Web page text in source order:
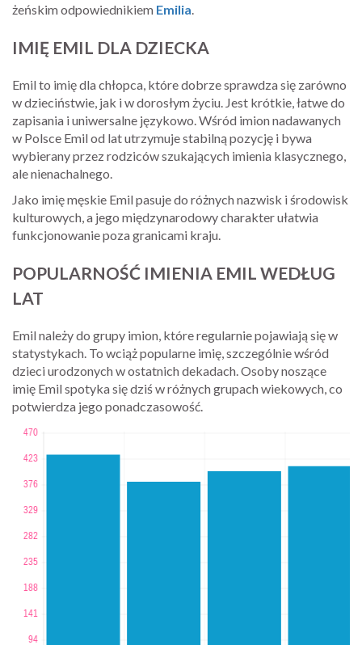
żeńskim odpowiednikiem Emilia.
IMIĘ EMIL DLA DZIECKA
Emil to imię dla chłopca, które dobrze sprawdza się zarówno
w dzieciństwie, jak i w dorosłym życiu. Jest krótkie, łatwe do
zapisania i uniwersalne językowo. Wśród imion nadawanych
w Polsce Emil od lat utrzymuje stabilną pozycję i bywa
wybierany przez rodziców szukających imienia klasycznego,
ale nienachalnego.
Jako imię męskie Emil pasuje do różnych nazwisk i środowisk
kulturowych, a jego międzynarodowy charakter ułatwia
funkcjonowanie poza granicami kraju.
POPULARNOŚĆ IMIENIA EMIL WEDŁUG
LAT
Emil należy do grupy imion, które regularnie pojawiają się w
statystykach. To wciąż popularne imię, szczególnie wśród
dzieci urodzonych w ostatnich dekadach. Osoby noszące
imię Emil spotyka się dziś w różnych grupach wiekowych, co
potwierdza jego ponadczasowość.